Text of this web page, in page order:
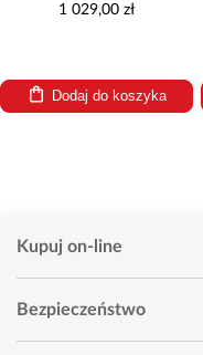
1 029,00 zł
do koszyka
Kupuj on-line
Bezpieczeństwo